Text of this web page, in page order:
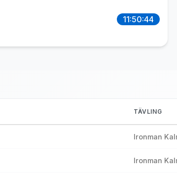
11:50:44
TÄVLING
Ironman
Ironman